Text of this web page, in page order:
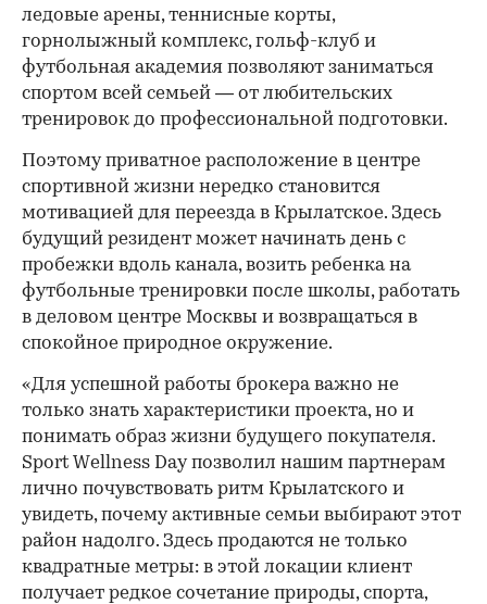
ледовые арены, теннисные корты,
горнолыжный комплекс, гольф-клуб и
футбольная академия позволяют заниматься
спортом всей семьей — от любительских
тренировок до профессиональной подготовки.
Поэтому приватное расположение в центре
спортивной жизни нередко становится
мотивацией для переезда в Крылатское. Здесь
будущий резидент может начинать день с
пробежки вдоль канала, возить ребенка на
футбольные тренировки после школы, работать
в деловом центре Москвы и возвращаться в
спокойное природное окружение.
«Для успешной работы брокера важно не
только знать характеристики проекта, но и
понимать образ жизни будущего покупателя.
Sport Wellness Day позволил нашим партнерам
лично почувствовать ритм Крылатского и
увидеть, почему активные семьи выбирают этот
район надолго. Здесь продаются не только
квадратные метры: в этой локации клиент
получает редкое сочетание природы, спорта,